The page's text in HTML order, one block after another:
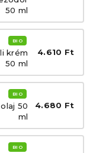
50 ml
BIO
krém
50 ml
4.610 Ft
BIO
50
ml
4.680 Ft
BIO